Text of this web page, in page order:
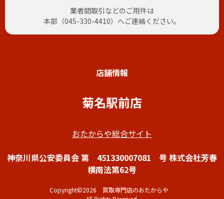
業者間取引などのご用件は
本部（045-330-4410）へご連絡ください。
店舗情報
菊名駅前店
おたからや総合サイト
神奈川県公安委員会 第 451330007081 号 株式会社芳春
横南法第62号
Copyright©2026 買取専門店のおたからや